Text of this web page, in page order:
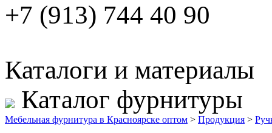
+7 (913) 744 40 90
Каталоги и материалы
Каталог фурнитуры
Мебельная фурнитура в Красноярске оптом > Продукция >